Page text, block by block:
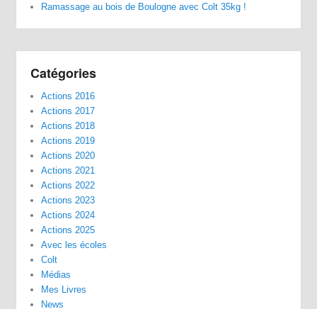
Ramassage au bois de Boulogne avec Colt 35kg !
Catégories
Actions 2016
Actions 2017
Actions 2018
Actions 2019
Actions 2020
Actions 2021
Actions 2022
Actions 2023
Actions 2024
Actions 2025
Avec les écoles
Colt
Médias
Mes Livres
News